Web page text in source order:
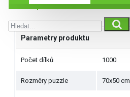
Specifikace
Parametry produktu
Počet dílků 1000
Rozměry puzzle 70x50 cm